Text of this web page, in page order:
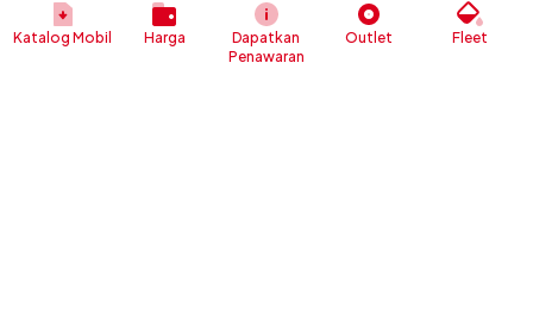
Katalog Mobil Harga
Dapatkan
Penawaran
Outlet Fleet